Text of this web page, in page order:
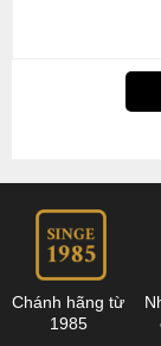
Chánh hãng từ
1985